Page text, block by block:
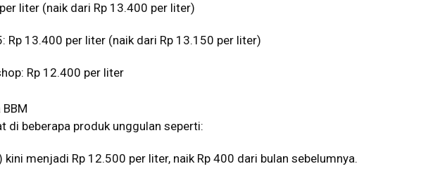
liter (naik dari Rp 13.400 per liter)
Rp 13.400 per liter (naik dari Rp 13.150 per liter)
Rp 12.400 per liter
di beberapa produk unggulan seperti:
kini menjadi Rp 12.500 per liter, naik Rp 400 dari bulan sebelumnya.